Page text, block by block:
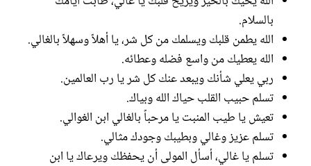
بالسلام.
الله يطمن قلبك ويسلمك من كل شر، يا أهلاً وسهلاً بالغالي.
الله يعطيك من واسع فضله وعطائه.
ربي يعلي شأنك ويبعد عنك كل شر يا رب العالمين.
تسلم حبيب القلب حياك الله وبياك.
تعيش يا طيب المنبت يا مرحباً بالغالي ابن الغوالي.
تسلم عزيز وغالي وبطيبك وجودك مثالي.
تسلم يا غالي، أسأل المولى أن يحفظك ويرعاك يا ابن